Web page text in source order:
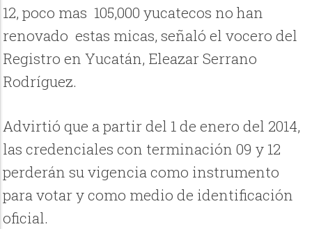
12, poco mas 105,000 yucatecos no han
renovado estas micas, señaló el vocero del
Registro en Yucatán, Eleazar Serrano
Rodríguez.
Advirtió que a partir del 1 de enero del 2014,
las credenciales con terminación 09 y 12
perderán su vigencia como instrumento
para votar y como medio de identificación
oficial.